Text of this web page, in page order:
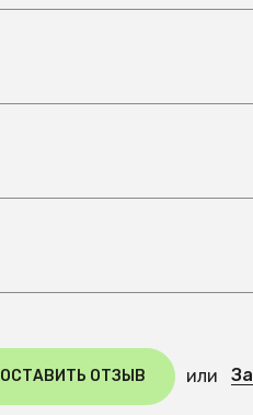
ОСТАВИТЬ ОТЗЫВ или